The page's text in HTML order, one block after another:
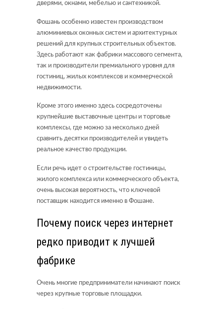
дверями, окнами, мебелью и сантехникой.
Фошань особенно известен производством
алюминиевых оконных систем и архитектурных
решений для крупных строительных объектов.
Здесь работают как фабрики массового сегмента,
так и производители премиального уровня для
гостиниц, жилых комплексов и коммерческой
недвижимости.
Кроме этого именно здесь сосредоточены
крупнейшие выставочные центры и торговые
комплексы, где можно за несколько дней
сравнить десятки производителей и увидеть
реальное качество продукции.
Если речь идет о строительстве гостиницы,
жилого комплекса или коммерческого объекта,
очень высокая вероятность, что ключевой
поставщик находится именно в Фошане.
Почему поиск через интернет
редко приводит к лучшей
фабрике
Очень многие предприниматели начинают поиск
через крупные торговые площадки.